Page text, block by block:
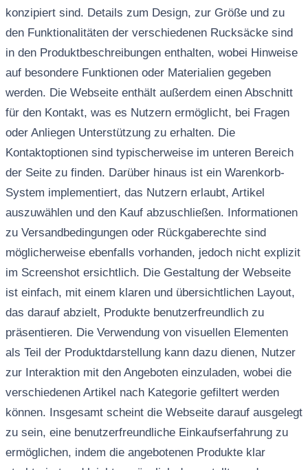
konzipiert sind. Details zum Design, zur Größe und zu
den Funktionalitäten der verschiedenen Rucksäcke sind
in den Produktbeschreibungen enthalten, wobei Hinweise
auf besondere Funktionen oder Materialien gegeben
werden. Die Webseite enthält außerdem einen Abschnitt
für den Kontakt, was es Nutzern ermöglicht, bei Fragen
oder Anliegen Unterstützung zu erhalten. Die
Kontaktoptionen sind typischerweise im unteren Bereich
der Seite zu finden. Darüber hinaus ist ein Warenkorb-
System implementiert, das Nutzern erlaubt, Artikel
auszuwählen und den Kauf abzuschließen. Informationen
zu Versandbedingungen oder Rückgaberechte sind
möglicherweise ebenfalls vorhanden, jedoch nicht explizit
im Screenshot ersichtlich. Die Gestaltung der Webseite
ist einfach, mit einem klaren und übersichtlichen Layout,
das darauf abzielt, Produkte benutzerfreundlich zu
präsentieren. Die Verwendung von visuellen Elementen
als Teil der Produktdarstellung kann dazu dienen, Nutzer
zur Interaktion mit den Angeboten einzuladen, wobei die
verschiedenen Artikel nach Kategorie gefiltert werden
können. Insgesamt scheint die Webseite darauf ausgelegt
zu sein, eine benutzerfreundliche Einkaufserfahrung zu
ermöglichen, indem die angebotenen Produkte klar